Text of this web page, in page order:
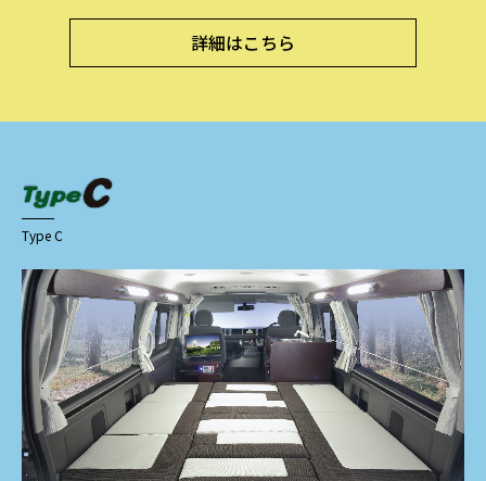
詳細はこちら
Type C